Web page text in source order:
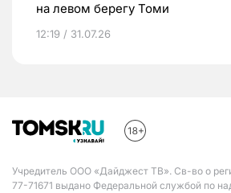
на левом берегу Томи
12:19 / 31.07.26
Учредитель ООО «Дайджест ТВ». Св-во о
77-71671 выдано Федеральной службой по